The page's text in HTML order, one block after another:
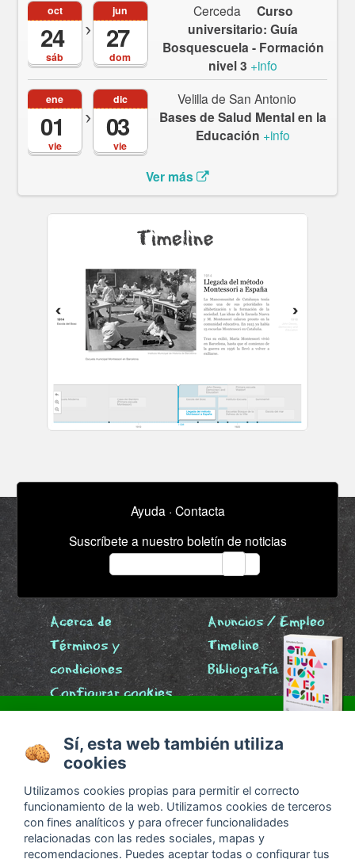
sáb
oct
24
dom
jun
27
Cerceda
Curso
universitario: Guía
Bosquescuela - Formación
nivel 3 +info
vie
ene
01
vie
dic
03
Velilla de San Antonio
Bases de Salud Mental en la
Educación +info
Ver más
Ayuda · Contacta
Suscríbete a nuestro boletín de noticias
Acerca de
Términos y
condiciones
Configurar cookies
Anuncios / Empleo
Timeline
Bibliografía
¿Qué titulación se obtiene en una escuela libre?
Descubre las respuestas enOtra educación ya es
Sí, esta web también utiliza
cookies
Utilizamos cookies propias para permitir el correcto
funcionamiento de la web. Utilizamos cookies de terceros
con fines analíticos y para ofrecer funcionalidades
relacionadas con las redes sociales, mapas y
recomendaciones. Puedes aceptar todas o configurar tus